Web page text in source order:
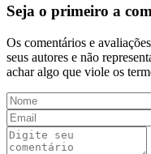
Seja o primeiro a
Os comentários e
seus autores e não
achar algo que viole os